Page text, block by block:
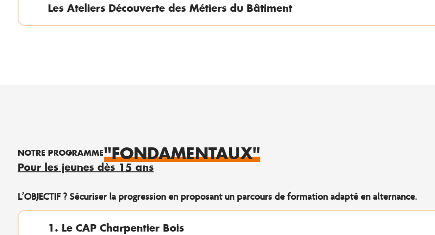
Les Ateliers Découverte des Métiers du Bâtiment
NOTRE PROGRAMME"FONDAMENTAUX"
Pour les jeunes dès 15 ans
L’OBJECTIF ? Sécuriser la progression en proposant un parcours de formation adapté en alternance.
1. Le CAP Charpentier Bois